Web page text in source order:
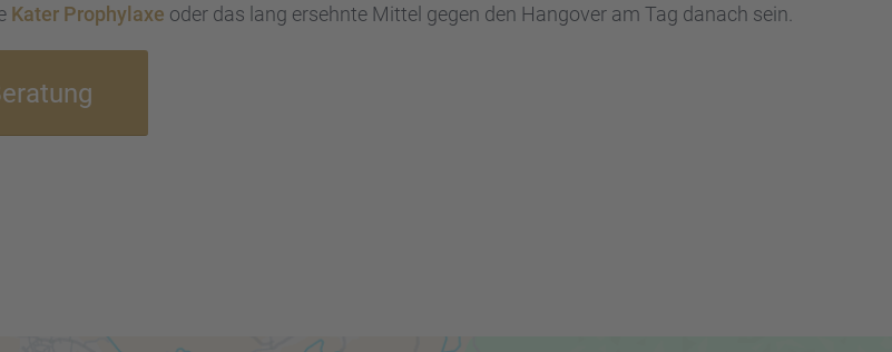
Kater Prophy­laxe oder das lang ersehnte Mittel gegen den Hango­ver am Tag danach sein.